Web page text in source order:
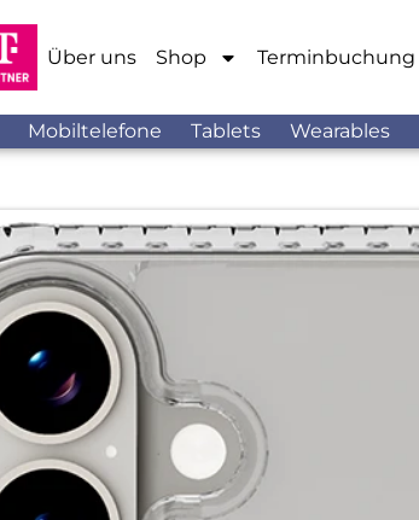
Über uns Shop Terminbuchung
Mobiltelefone Tablets Wearables